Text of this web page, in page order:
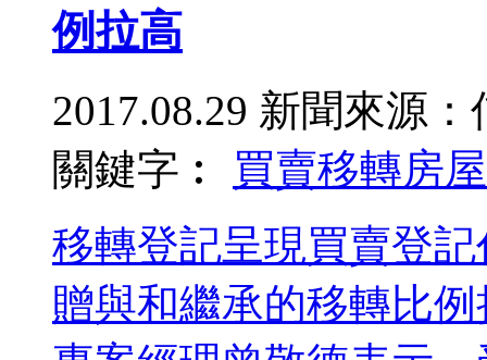
例拉高
2017.08.29 新聞來源：
關鍵字︰ 買賣移轉房屋
移轉登記呈現買賣登
贈與和繼承的移轉比